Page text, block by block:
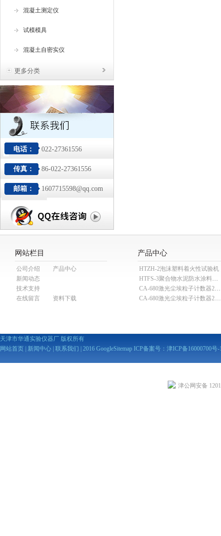
混凝土测定仪
试模模具
混凝土自密实仪
更多分类
电话： 022-27361556
传真： 86-022-27361556
邮箱： 1607715598@qq.com
网站栏目
公司介绍
产品中心
新闻动态
技术支持
在线留言
资料下载
产品中心
HTZH-2泡沫塑料着火性试验机
HTFS-3聚合物水泥防水涂料分散机
CA-680激光尘埃粒子计数器28.3L
CA-680激光尘埃粒子
天津市华通实验仪器厂 版权所有
网站首页
新闻中心 联系我们 | 2016 GoogleSitemap ICP备案号： 津ICP备16000700号-
津公网安备